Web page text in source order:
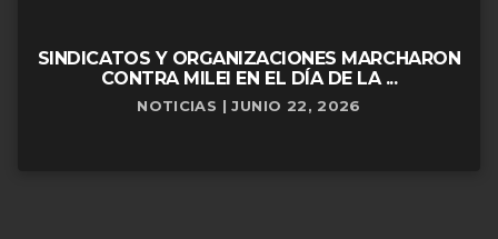
SINDICATOS Y ORGANIZACIONES MARCHARON
CONTRA MILEI EN EL DÍA DE LA ...
NOTICIAS | JUNIO 22, 2026